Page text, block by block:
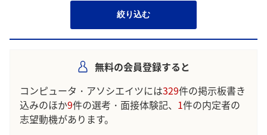
絞り込む
無料の会員登録すると
コンピュータ・アソシエイツには329件の掲示板書き
込みのほか9件の選考・面接体験記、 1件の内定者の
志望動機があります。